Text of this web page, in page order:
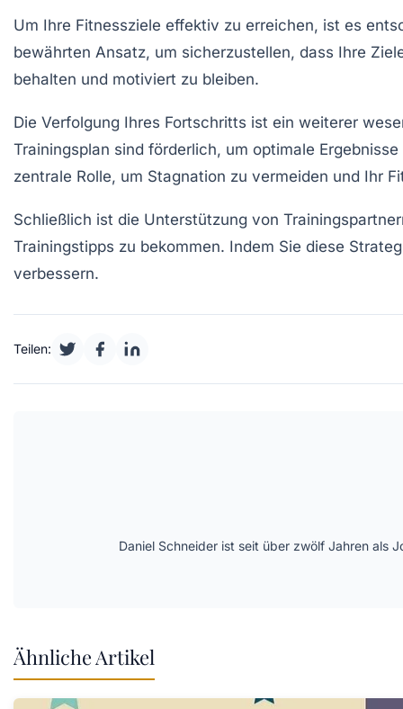
Um Ihre Fitnessziele effektiv zu erreichen, ist es
bewährten Ansatz, um sicherzustellen, dass Ihre
behalten und motiviert zu bleiben.
Die Verfolgung Ihres Fortschritts ist ein weiterer
Trainingsplan sind förderlich, um optimale
zentrale Rolle, um Stagnation zu vermeiden und Ihr
Schließlich ist die Unterstützung von
Trainingstipps zu bekommen. Indem Sie diese
verbessern.
Teilen:
Daniel Schneider ist seit über zwölf Jahren als
Ähnliche Artikel